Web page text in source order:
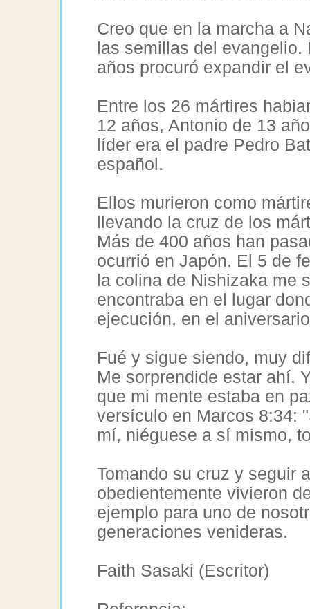
Creo que en la marcha a
las semillas del
años procuró expandir el
Entre los 26 mártires
12 años, Antonio de 13
líder era el padre Pedro
español.
Ellos murieron como
llevando la cruz de los
Más de 400 años han
ocurrió en Japón. El 5 de
la colina de Nishizaka me
encontraba en el lugar
ejecución, en el
Fué y sigue siendo, muy
Me sorprendide estar ahí.
que mi mente estaba en
versículo en Marcos 8:34:
mí, niéguese a sí mismo,
Tomando su cruz y seguir
obedientemente vivieron
ejemplo para uno de
generaciones venideras.
Faith Sasaki (Escritor)